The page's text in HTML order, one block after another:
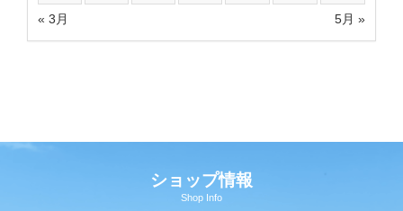
« 3月 5月 »
ショップ情報
Shop Info